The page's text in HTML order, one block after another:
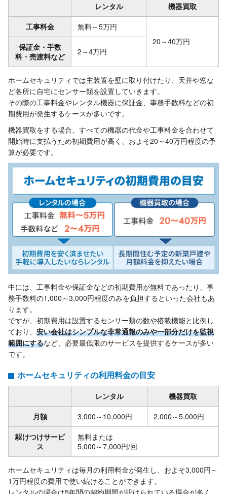
レンタル
機器買取
工事料金
無料～5万円
20～40万円
保証金・手数
料・売渡料など
2～4万円
ホームセキュリティでは主装置を壁に取り付けたり、天井や窓な
ど各所に自宅にセンサー類を設置していきます。
その際の工事料金やレンタル機器に保証金、事務手数料などの初
期費用が発生するケースが多いです。
機器買取をする場合、すべての機器の代金や工事料金を合わせて
開始時に支払うため初期費用が高く、およそ20～40万円程度の予
算が必要です。
中には、工事料金や保証金などの初期費用が無料であったり、事
務手数料の1,000～3,000円程度のみを負担するといった会社もあ
ります。
ですが、初期費用は設置するセンサー類の数や搭載機能と比例し
ており、 安い会社はシンプルな非常通報のみや一部分だけを監視
範囲にするなど、必要最低限のサービスを提供するケースが多い
です。
ホームセキュリティの利用料金の目安
レンタル
機器買取
月額
3,000～10,000円
2,000～5,000円
駆けつけサービ
ス
無料または
5,000～7,000円/回
ホームセキュリティは毎月の利用料金が発生し、およそ3,000円～
1万円程度の費用で使い続けることができます。
レンタルの場合は5年間の契約期間が設けられている場合が多く、